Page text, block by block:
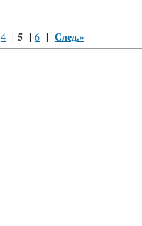
4 | 5 | 6 | След.»